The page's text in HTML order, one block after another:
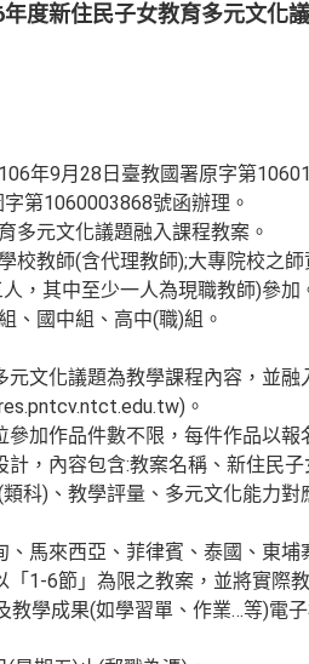
度新住民子女教育多元文化
年9月28日臺教國署原字第
第1060003868號函辦理。
多元文化議題融入課程教案。
校教師(含代理教師);大專院校之
，其中至少一人為現職教師)參加
、國中組、高中(職)組。
文化議題為教學課程內容，並
。
加作品件數不限，每件作品以報
，內容包含:教案名稱、新住民
科)、教學評量、多元文化能力
馬來西亞、菲律賓、泰國、東埔
1-6節」為限之教案，並將實際
學成果(如學習單、作業…等)電